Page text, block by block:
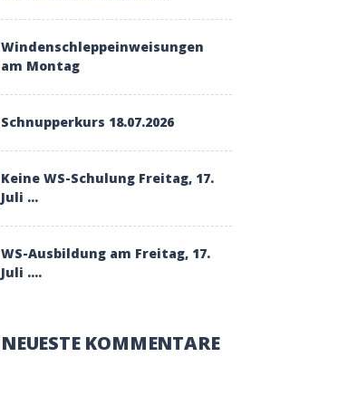
Windenschleppeinweisungen
am Montag
Schnupperkurs 18.07.2026
Keine WS-Schulung Freitag, 17.
Juli …
WS-Ausbildung am Freitag, 17.
Juli ….
NEUESTE KOMMENTARE